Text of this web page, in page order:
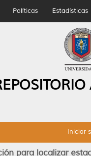
Políticas Estadísticas
Iniciar
para localizar